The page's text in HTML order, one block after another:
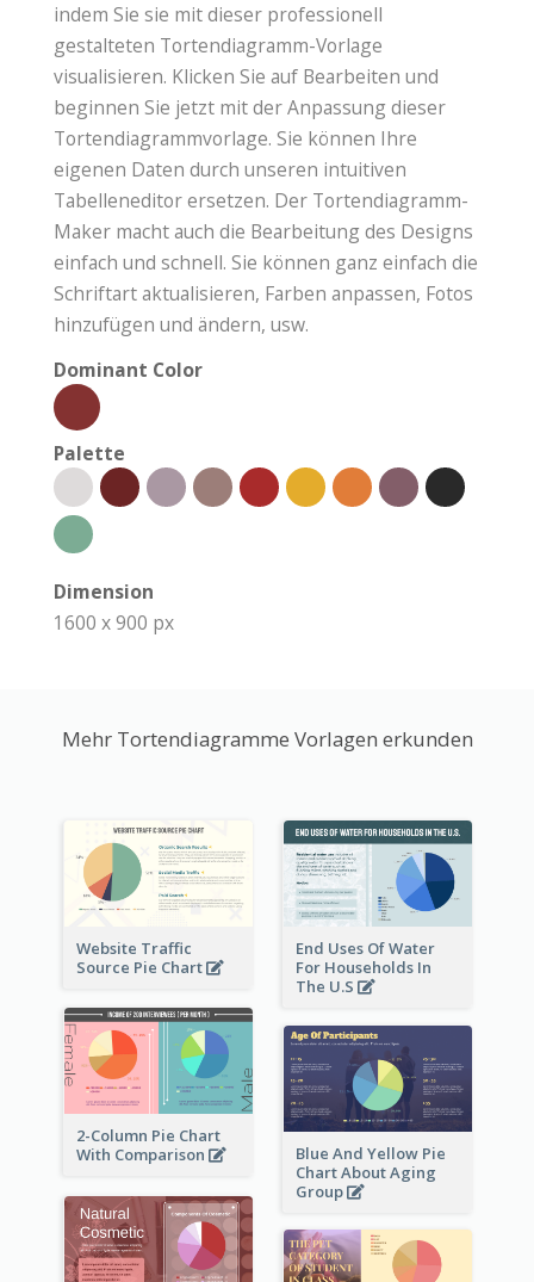
indem Sie sie mit dieser professionell
gestalteten Tortendiagramm-Vorlage
visualisieren. Klicken Sie auf Bearbeiten und
beginnen Sie jetzt mit der Anpassung dieser
Tortendiagrammvorlage. Sie können Ihre
eigenen Daten durch unseren intuitiven
Tabelleneditor ersetzen. Der Tortendiagramm-
Maker macht auch die Bearbeitung des Designs
einfach und schnell. Sie können ganz einfach die
Schriftart aktualisieren, Farben anpassen, Fotos
hinzufügen und ändern, usw.
Dominant Color
Palette
Dimension
1600 x 900 px
Mehr Tortendiagramme Vorlagen erkunden
Website Traffic
Source Pie Chart
End Uses Of Water
For Households In
The U.S
2-Column Pie Chart
With Comparison
Blue And Yellow Pie
Chart About Aging
Group